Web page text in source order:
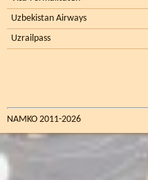
Uzbekistan Airways
Uzrailpass
NAMKO 2011-2026